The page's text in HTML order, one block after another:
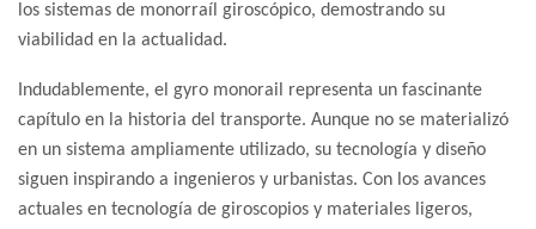
los sistemas de monorraíl giroscópico, demostrando su
viabilidad en la actualidad.
Indudablemente, el gyro monorail representa un fascinante
capítulo en la historia del transporte. Aunque no se materializó
en un sistema ampliamente utilizado, su tecnología y diseño
siguen inspirando a ingenieros y urbanistas. Con los avances
actuales en tecnología de giroscopios y materiales ligeros,